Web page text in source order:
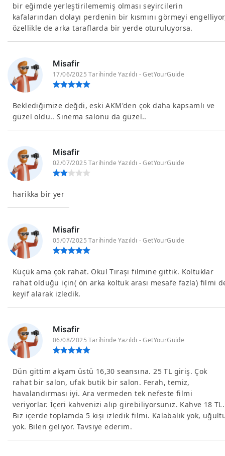
bir eğimde yerleştirilememiş olması seyircilerin
kafalarından dolayı perdenin bir kısmını görmeyi
özellikle de arka taraflarda bir yerde oturuluyorsa.
Misafir
17/06/2025 Tarihinde Yazıldı - GetYourGuide
Beklediğimize değdi, eski AKM'den çok daha kapsamlı ve
güzel oldu.. Sinema salonu da güzel..
Misafir
02/07/2025 Tarihinde Yazıldı - GetYourGuide
harikka bir yer
Misafir
05/07/2025 Tarihinde Yazıldı - GetYourGuide
Küçük ama çok rahat. Okul Tıraşı filmine gittik. Koltuklar
rahat olduğu için( ön arka koltuk arası mesafe fazla) filmi
keyif alarak izledik.
Misafir
06/08/2025 Tarihinde Yazıldı - GetYourGuide
Dün gittim akşam üstü 16,30 seansına. 25 TL giriş. Çok
rahat bir salon, ufak butik bir salon. Ferah, temiz,
havalandırması iyi. Ara vermeden tek nefeste filmi
veriyorlar. İçeri kahvenizi alıp girebiliyorsunız. Kahve 18 TL.
Biz içerde toplamda 5 kişi izledik filmi. Kalabalık yok,
yok. Bilen geliyor. Tavsiye ederim.